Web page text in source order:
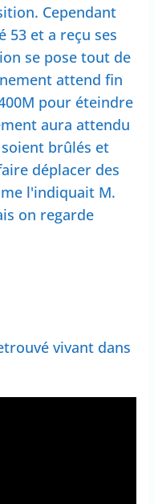
Cependant
53 et a reçu ses
se pose tout de
attend fin
pour éteindre
aura attendu
brûlés et
déplacer des
l'indiquait M.
on regarde
vivant dans